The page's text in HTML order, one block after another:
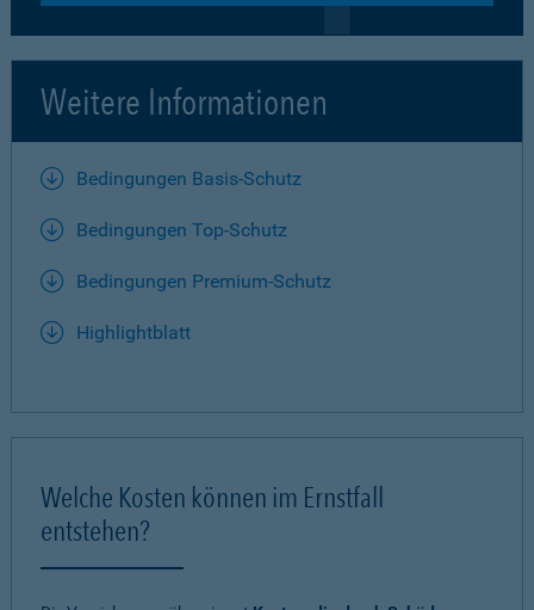
Weitere Informationen
Bedingungen Basis-Schutz
Bedingungen Top-Schutz
Bedingungen Premium-Schutz
Highlightblatt
Welche Kosten können im Ernstfall
entstehen?